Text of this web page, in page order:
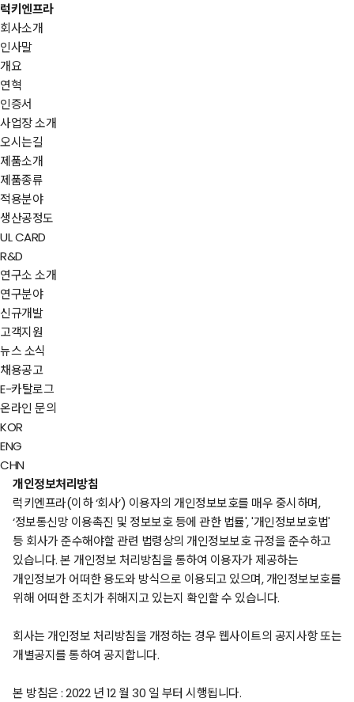
럭키엔프라
회사소개
인사말
개요
연혁
인증서
사업장 소개
오시는길
제품소개
제품종류
적용분야
생산공정도
UL CARD
R&D
연구소 소개
연구분야
신규개발
고객지원
뉴스 소식
채용공고
E-카탈로그
온라인 문의
KOR
ENG
CHN
개인정보처리방침
럭키엔프라(이하‘회사’) 이용자의 개인정보보호를 매우 중시하며,
‘정보통신망 이용촉진 및 정보보호 등에 관한 법률', '개인정보보호법'
등 회사가 준수해야할 관련 법령상의 개인정보보호 규정을 준수하고
있습니다.본 개인정보 처리방침을 통하여 이용자가 제공하는
개인정보가 어떠한 용도와 방식으로 이용되고 있으며,개인정보보호를
위해 어떠한 조치가 취해지고 있는지 확인할 수 있습니다.
회사는 개인정보 처리방침을 개정하는 경우 웹사이트의 공지사항 또는
개별공지를 통하여 공지합니다.
본 방침은: 2022년 12 월 30 일 부터 시행됩니다.